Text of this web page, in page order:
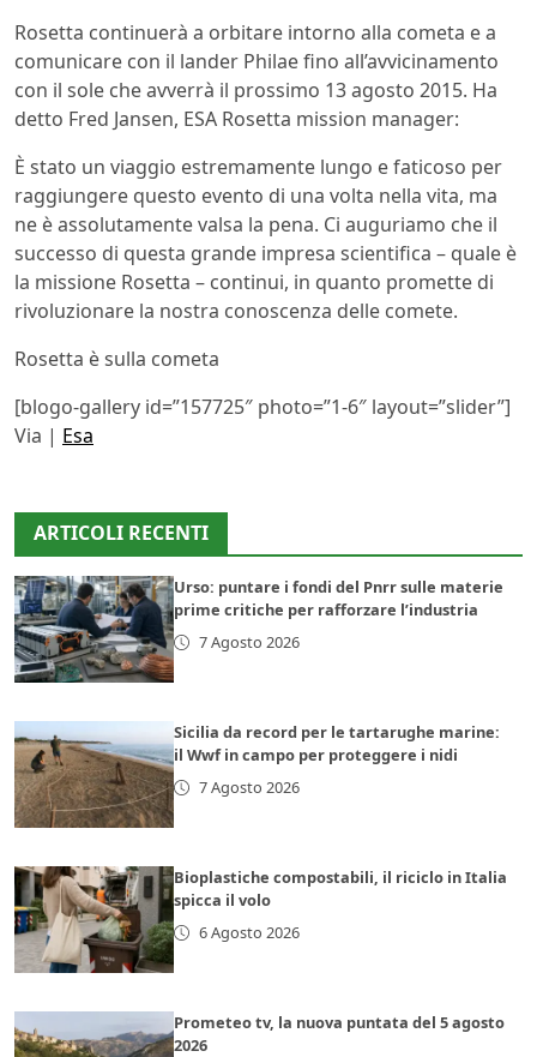
Rosetta continuerà a orbitare intorno alla cometa e a
comunicare con il lander Philae fino all’avvicinamento
con il sole che avverrà il prossimo 13 agosto 2015. Ha
detto Fred Jansen, ESA Rosetta mission manager:
È stato un viaggio estremamente lungo e faticoso per
raggiungere questo evento di una volta nella vita, ma
ne è assolutamente valsa la pena. Ci auguriamo che il
successo di questa grande impresa scientifica – quale è
la missione Rosetta – continui, in quanto promette di
rivoluzionare la nostra conoscenza delle comete.
Rosetta è sulla cometa
[blogo-gallery id=”157725″ photo=”1-6″ layout=”slider”]
Via | Esa
ARTICOLI RECENTI
Urso: puntare i fondi del Pnrr sulle materie
prime critiche per rafforzare l’industria
7 Agosto 2026
Sicilia da record per le tartarughe marine:
il Wwf in campo per proteggere i nidi
7 Agosto 2026
Bioplastiche compostabili, il riciclo in Italia
spicca il volo
6 Agosto 2026
Prometeo tv, la nuova puntata del 5 agosto
2026